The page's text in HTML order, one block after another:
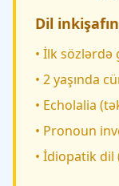
Dil
• İlk sözlərdə
• 2 yaşında
• Echolalia
• Pronoun
• İdiopatik